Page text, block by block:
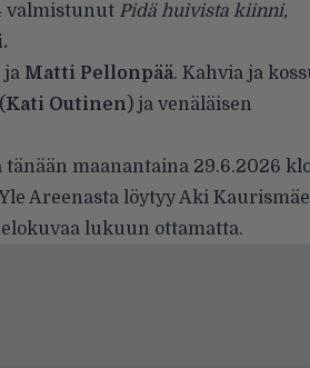
valmistunut Pidä huivista kiinni,
ja Matti Pellonpää. Kahvia ja
Kati Outinen) ja venäläisen
tänään maanantaina 29.6.2026
Areenasta löytyy Aki
lukuun ottamatta.